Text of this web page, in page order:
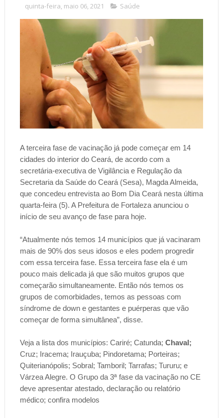
quinta-feira, maio 06, 2021 Saúde
A terceira fase de vacinação já pode começar em 14
cidades do interior do Ceará, de acordo com a
secretária-executiva de Vigilância e Regulação da
Secretaria da Saúde do Ceará (Sesa), Magda Almeida,
que concedeu entrevista ao Bom Dia Ceará nesta última
quarta-feira (5). A Prefeitura de Fortaleza anunciou o
início de seu avanço de fase para hoje.
“Atualmente nós temos 14 municípios que já vacinaram
mais de 90% dos seus idosos e eles podem progredir
com essa terceira fase. Essa terceira fase ela é um
pouco mais delicada já que são muitos grupos que
começarão simultaneamente. Então nós temos os
grupos de comorbidades, temos as pessoas com
síndrome de down e gestantes e puérperas que vão
começar de forma simultânea”, disse.
Veja a lista dos municípios: Cariré; Catunda; Chaval;
Cruz; Iracema; Irauçuba; Pindoretama; Porteiras;
Quiterianópolis; Sobral; Tamboril; Tarrafas; Tururu; e
Várzea Alegre. O Grupo da 3ª fase da vacinação no CE
deve apresentar atestado, declaração ou relatório
médico; confira modelos